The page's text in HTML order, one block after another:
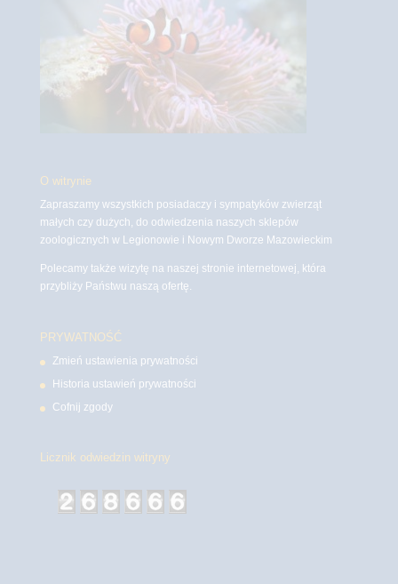
O witrynie
Zapraszamy wszystkich posiadaczy i sympatyków zwierząt
małych czy dużych, do odwiedzenia naszych sklepów
zoologicznych w Legionowie i Nowym Dworze Mazowieckim
Polecamy także wizytę na naszej stronie internetowej, która
przybliży Państwu naszą ofertę.
PRYWATNOŚĆ
Zmień ustawienia prywatności
Historia ustawień prywatności
Cofnij zgody
Licznik odwiedzin witryny